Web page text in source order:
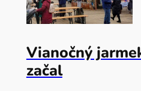
Vianočný
začal